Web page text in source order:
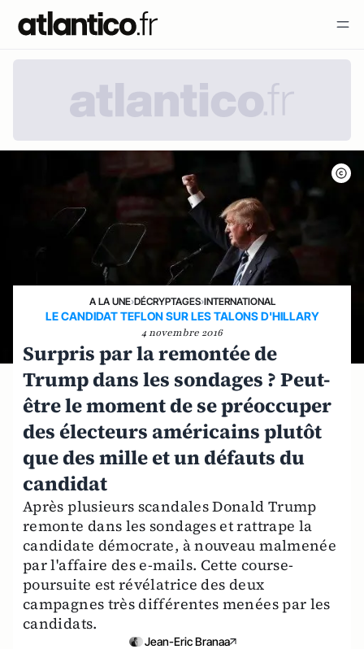
A LA UNE›DÉCRYPTAGES›INTERNATIONAL
LE CANDIDAT TEFLON SUR LES TALONS D'HILLARY
4 novembre 2016
Surpris par la remontée de
Trump dans les sondages ? Peut-
être le moment de se préoccuper
des électeurs américains plutôt
que des mille et un défauts du
candidat
Après plusieurs scandales Donald Trump
remonte dans les sondages et rattrape la
candidate démocrate, à nouveau malmenée
par l'affaire des e-mails. Cette course-
poursuite est révélatrice des deux
campagnes très différentes menées par les
candidats.
Jean-Eric Branaa